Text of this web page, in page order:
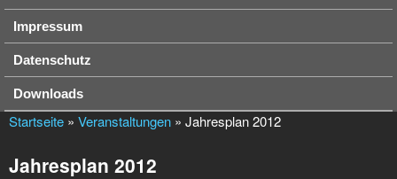
Impressum
Datenschutz
Downloads
Startseite » Veranstaltungen » Jahresplan 2012
Jahresplan 2012